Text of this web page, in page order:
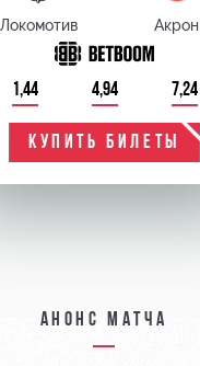
Локомотив Акрон
1,44 4,94 7,24
КУПИТЬ БИЛЕТЫ
Анонс матча